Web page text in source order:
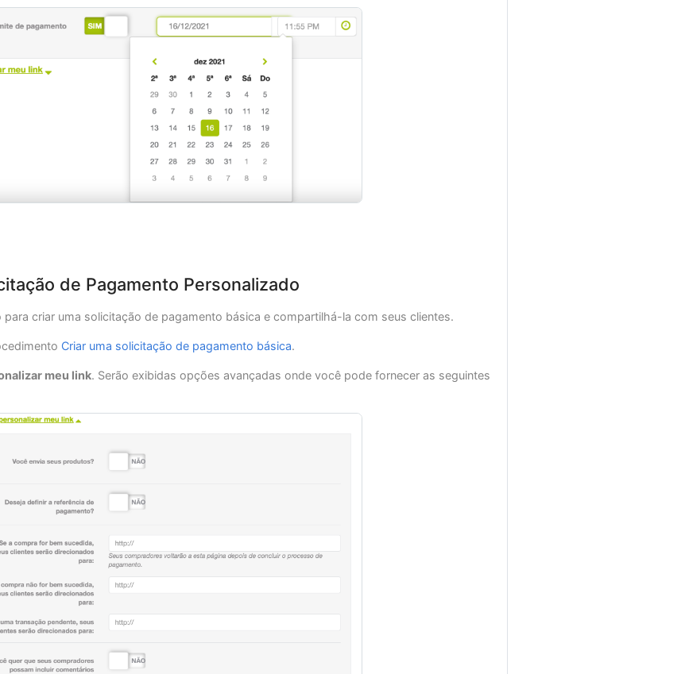
de Pagamento Personalizado
criar uma solicitação de pagamento básica e compartilhá-la com seus clientes.
Criar uma solicitação de pagamento básica.
meu link. Serão exibidas opções avançadas onde você pode fornecer as seguintes